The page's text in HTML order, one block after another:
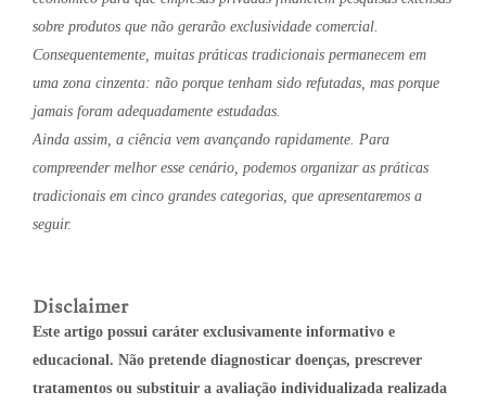
sobre produtos que não gerarão exclusividade comercial.
Consequentemente, muitas práticas tradicionais permanecem em
uma zona cinzenta: não porque tenham sido refutadas, mas porque
jamais foram adequadamente estudadas.
Ainda assim, a ciência vem avançando rapidamente. Para
compreender melhor esse cenário, podemos organizar as práticas
tradicionais em cinco grandes categorias, que apresentaremos a
seguir.
Disclaimer
Este artigo possui caráter exclusivamente informativo e
educacional. Não pretende diagnosticar doenças, prescrever
tratamentos ou substituir a avaliação individualizada realizada